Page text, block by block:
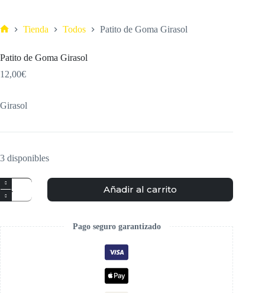
Tienda Todos Patito de Goma Girasol
Patito de Goma Girasol
12,00€
Girasol
3 disponibles
Añadir al carrito
Pago seguro garantizado